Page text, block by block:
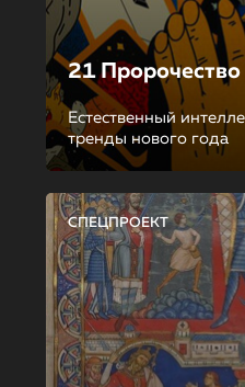
21
Естественный
тренды нового года
СПЕЦПРОЕКТ